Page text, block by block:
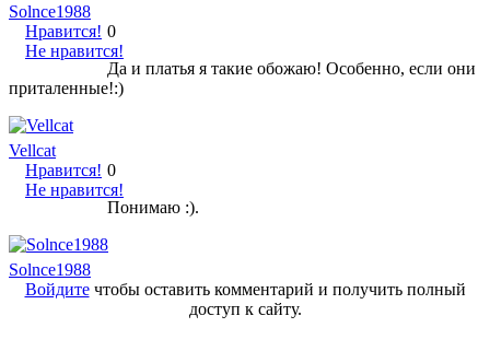
Solnce1988
Нравится!
Не нравится!
0
Да и платья я такие обожаю! Особенно, если они
приталенные!:)
Vellcat
Нравится!
Не нравится!
0
Понимаю :).
Solnce1988
Войдитечтобы оставить комментарий и получить полный
доступ к сайту.